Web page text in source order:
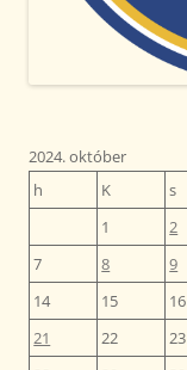
2024. október
h
K s
1
2
7
8 9
14
15 16
21
22 23